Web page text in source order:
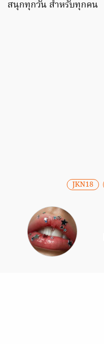
สนุกทุกวัน สำหรับทุกคน
JKN18